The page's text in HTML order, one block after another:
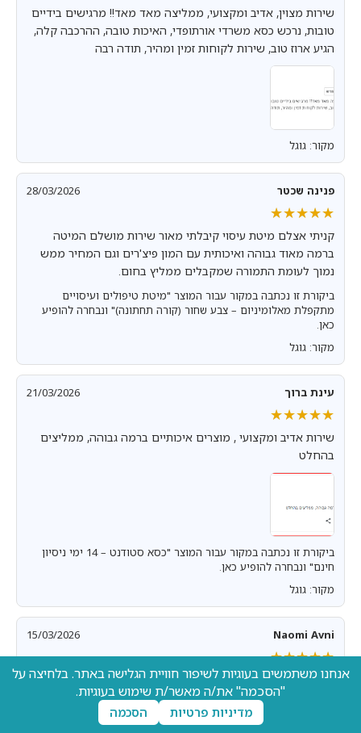
שירות מצוין, אדיב ומקצועי, ממליצה מאד מאד!! מרגישים בידיים
טובות, נרכש כסא משרדי אורתופדי, האיכות טובה, ההרכבה קלה,
הגיע ארוז טוב, שירות לקוחות זמין ומהיר, תודה רבה
מקור: גוגל
פנינה שכטר 28/03/2026
★★★★★
★★★★★
קניתי אצלם מיטת עיסוי קיבלתי מאור שירות מושלם המיטה
ברמה מאוד גבוהה ואיכותית עם המון פיצ'רים וגם המחיר ממש
נמוך לעומת התמורה שמקבלים ממליץ בחום.
ביקורת זו נכתבה במקור עבור המוצר "מיטת טיפולים ועיסויים
מתקפלת מאלומיניום – צבע שחור (קורה תחתונה)" ונבחרה להופיע
כאן.
מקור: גוגל
עינת ברוך 21/03/2026
★★★★★
★★★★★
שירות אדיב ומקצועי , מוצרים איכותיים ברמה גבוהה, ממליצים
בהחלט
ביקורת זו נכתבה במקור עבור המוצר "כסא סטודנט – 14 ימי ניסיון
חינם" ונבחרה להופיע כאן.
מקור: גוגל
Naomi Avni
15/03/2026
★★★★★
★★★★★
שרות מקצועי סבלני ואדיב ממליצה בחום
אנחנו משתמשים בעוגיות לשיפור חוויית הגלישה באתר. בלחיצה על
"הסכמה" את/ה מאשר/ת שימוש בעוגיות.
מדיניות פרטיות הסכמה